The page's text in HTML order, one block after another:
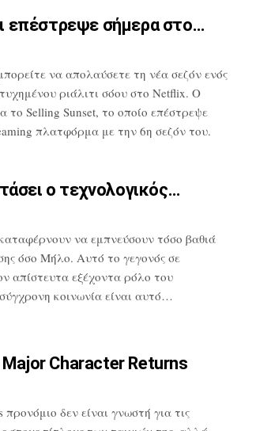
επέστρεψε σήμερα στο…
να απολαύσετε τη νέα σεζόν ενός
ριάλιτι σόου στο Netflix. Ο
το Selling Sunset, το οποίο επέστρεψε
πλατφόρμα με την 6η σεζόν του.
ο τεχνολογικός…
καταφέρνουν ναεμπνεύσουν τόσο βαθιά
όσο Μήλο. Αυτό το γεγονός σε
απίστευτα εξέχοντα ρόλο του
κοινωνία είναι αυτό…
Character Returns
προνόμιο δεν είναι γνωστή για τις